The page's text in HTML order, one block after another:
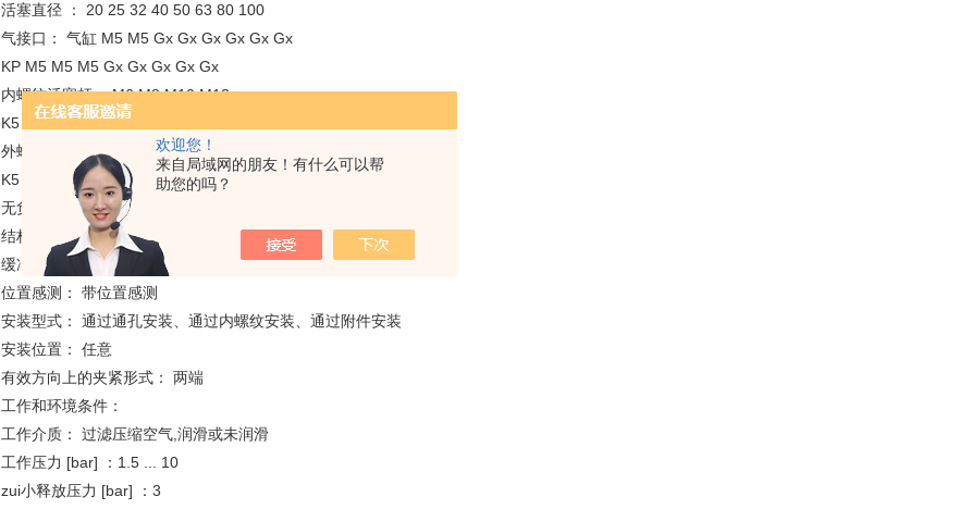
欢迎您！
来自局域网的朋友！有什么可以帮
助您的吗？
活塞直径 ： 20 25 32 40 50 63 80 100
气接口： 气缸 M5 M5 Gx Gx Gx Gx Gx Gx
KP M5 M5 M5 Gx Gx Gx Gx Gx
内螺纹活塞杆： M6 M8 M10 M12
K5 M5 M6 M8 M10
外螺纹活塞杆： M8 M10x1.25 M12x1.25 M16x1.5
K5 M10, M10x1.25 M10, M12 M12, M16 M16, M20, M20x1.5
无负载时夹紧活塞杆上的zui大轴向间隙[mm] ：0.5 0.7
结构特点： 活塞、活塞杆、缸筒
缓冲形式： 两端带弹性缓冲垫
位置感测： 带位置感测
安装型式： 通过通孔安装、通过内螺纹安装、通过附件安装
安装位置： 任意
有效方向上的夹紧形式： 两端
工作和环境条件：
工作介质： 过滤压缩空气,润滑或未润滑
工作压力 [bar] ：1.5 ... 10
zui小释放压力 [bar] ：3